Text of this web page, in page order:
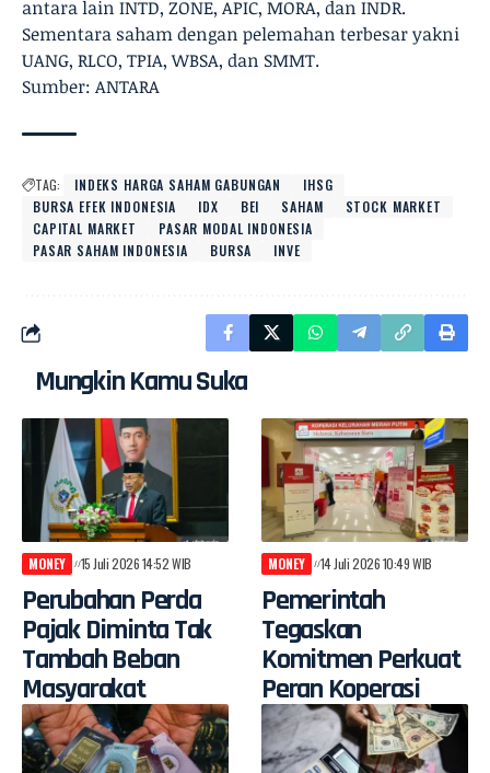
antara lain INTD, ZONE, APIC, MORA, dan INDR.
Sementara saham dengan pelemahan terbesar yakni
UANG, RLCO, TPIA, WBSA, dan SMMT.
Sumber: ANTARA
TAG: INDEKS HARGA SAHAM GABUNGAN
IHSG
BURSA EFEK INDONESIA
IDX BEI SAHAM
STOCK MARKET
CAPITAL MARKET
PASAR MODAL INDONESIA
PASAR SAHAM INDONESIA
BURSA INVE
Mungkin Kamu Suka
MONEY 15 Juli 2026 14:52 WIB
Perubahan Perda
Pajak Diminta Tak
Tambah Beban
Masyarakat
MONEY 14 Juli 2026 10:49 WIB
Pemerintah
Tegaskan
Komitmen Perkuat
Peran Koperasi